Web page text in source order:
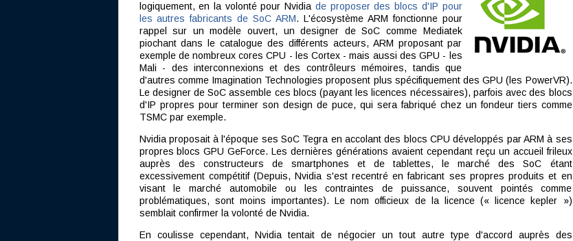
logiquement, en la volonté pour Nvidia de proposer des blocs d'IP pour
les autres fabricants de SoC ARM. L'écosystème ARM fonctionne pour
rappel sur un modèle ouvert, un designer de SoC comme Mediatek
piochant dans le catalogue des différents acteurs, ARM proposant par
exemple de nombreux cores CPU - les Cortex - mais aussi des GPU - les
Mali - des interconnexions et des contrôleurs mémoires, tandis que
d'autres comme Imagination Technologies proposent plus spécifiquement des GPU (les PowerVR).
Le designer de SoC assemble ces blocs (payant les licences nécessaires), parfois avec des blocs
d'IP propres pour terminer son design de puce, qui sera fabriqué chez un fondeur tiers comme
TSMC par exemple.
Nvidia proposait à l'époque ses SoC Tegra en accolant des blocs CPU développés par ARM à ses
propres blocs GPU GeForce. Les dernières générations avaient cependant reçu un accueil frileux
auprès des constructeurs de smartphones et de tablettes, le marché des SoC étant
excessivement compétitif (Depuis, Nvidia s'est recentré en fabricant ses propres produits et en
visant le marché automobile ou les contraintes de puissance, souvent pointés comme
problématiques, sont moins importantes). Le nom officieux de la licence (« licence kepler »)
semblait confirmer la volonté de Nvidia.
En coulisse cependant, Nvidia tentait de négocier un tout autre type d'accord auprès des